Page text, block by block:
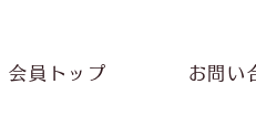
会員トップ お問い